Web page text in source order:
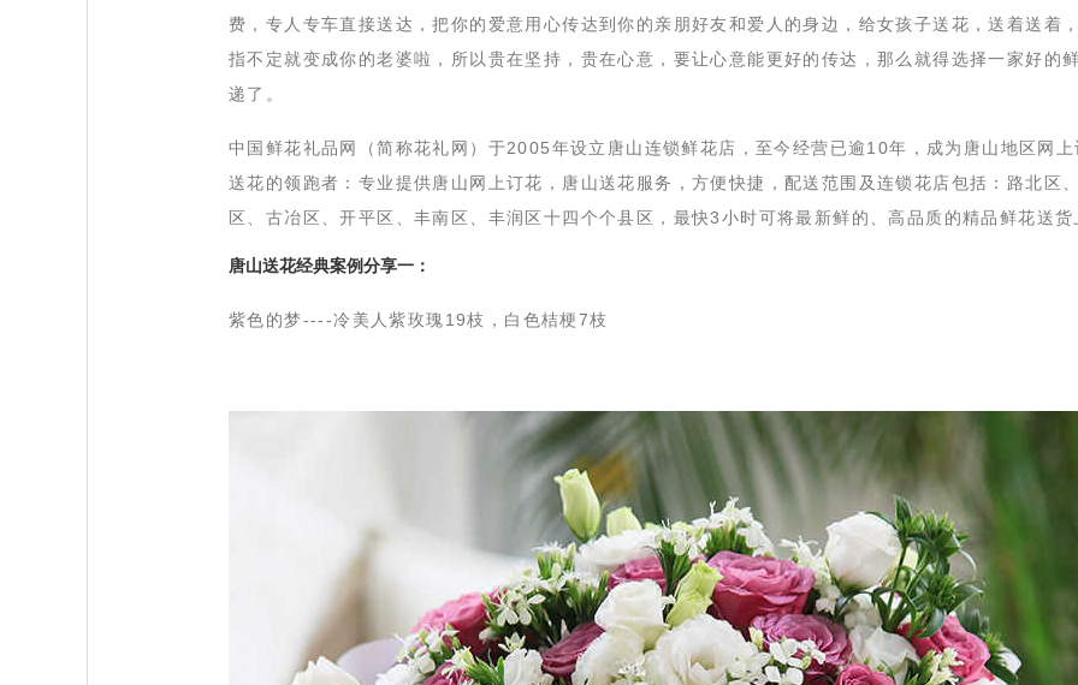
费，专人专车直接送达，把你的爱意用心传达到你的亲朋好友和爱人的身边，给女孩子送花，送着送着
指不定就变成你的老婆啦，所以贵在坚持，贵在心意，要让心意能更好的传达，那么就得选择一家好的
递了。
中国鲜花礼品网（简称花礼网）于2005年设立唐山连锁鲜花店，至今经营已逾10年，成为唐山地区网上
送花的领跑者：专业提供唐山网上订花，唐山送花服务，方便快捷，配送范围及连锁花店包括：路北区
区、古冶区、开平区、丰南区、丰润区十四个个县区，最快3小时可将最新鲜的、高品质的精品鲜花送货
唐山送花经典案例分享一：
紫色的梦----冷美人紫玫瑰19枝，白色桔梗7枝